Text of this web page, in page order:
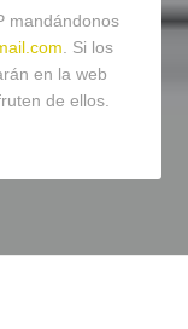
mandándonos
. Si los
en la web
de ellos.